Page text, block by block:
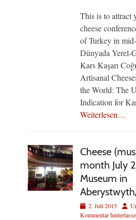
This is to attract
cheese
of Turkey in
Dünyada Yerel-
Kars Kaşarı
Artisanal
the World: The
Indication for
Weiterlesen…
Cheese
month July
Museum in
Veröffentlicht
am
2. Juli 2015 Autor
Kommentar